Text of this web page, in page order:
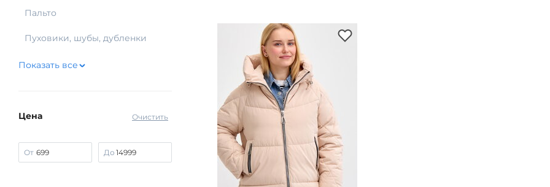
Пальто
Пуховики, шубы, дубленки
Показать все
Очистить
Цена
От До